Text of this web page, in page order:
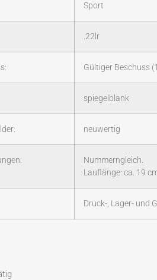
Sport
.22lr
Gültiger Beschuss
spiegelblank
neuwertig
Nummerngleich.
Lauflänge: ca. 19
Druck-, Lager- und